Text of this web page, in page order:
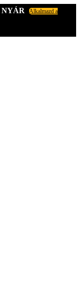
NYÁR
Alkalmazd a